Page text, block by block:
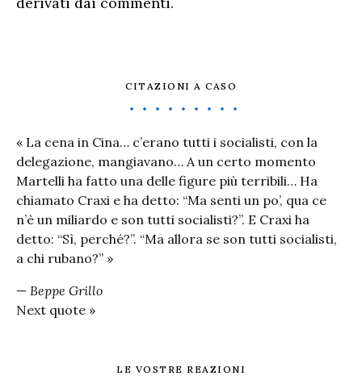
CITAZIONI A CASO
« La cena in Cina… c’erano tutti i socialisti, con la
delegazione, mangiavano… A un certo momento
Martelli ha fatto una delle figure più terribili… Ha
chiamato Craxi e ha detto: “Ma senti un po’, qua ce
n’è un miliardo e son tutti socialisti?”. E Craxi ha
detto: “Sì, perché?”. “Ma allora se son tutti socialisti,
a chi rubano?” »
— Beppe Grillo
Next quote »
LE VOSTRE REAZIONI